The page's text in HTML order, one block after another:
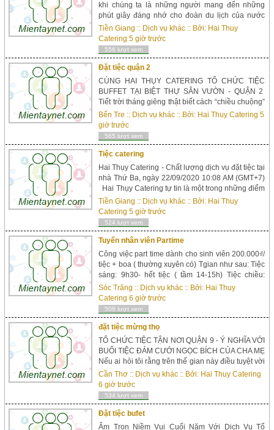
khi chúng ta là những người mang đến những
phút giây đáng nhớ cho đoàn du lịch của nước
bạn. Và những phút giây đáng nhớ ấy dường như
đã được tô thêm những mảng sắc màu mới lạ, với
âm hưởng của buổi tiệc buffet sang trọng và đẳng
cấp. Có thể nói, khoảnh khắc tiếp đãi...
Tiền Giang :: Dịch vụ khác :: Bởi: Hai Thuy
Catering 5 giờ trước
556 lượt xem
Đặt tiệc quận 2
CÙNG HAI THỤY CATERING TỔ CHỨC TIỆC
BUFFET TẠI BIỆT THỰ SÂN VƯỜN - QUẬN 2
Tiết trời tháng giêng thật biết cách “chiều chuộng”
tâm hồn mọi người, với một chút mát mẻ còn sót
lại của khí hậu mùa đông, hòa lẫn với ánh nắng
dịu dàng, nhẹ nhàng, ấm áp của mùa hè đang
dần gõ cửa như vẻ đẹp của một gái đang e ấp
tuổi đ...
Bến Tre :: Dịch vụ khác :: Bởi: Hai Thuy Catering 5
giờ trước
565 lượt xem
Tiệc catering
Hai Thụy Catering - Chất lượng dịch vụ đặt tiệc tại
nhà Thứ Ba, ngày 22/09/2020 10:08 AM (GMT+7)
Hai Thụy Catering tự tin là một trong những điểm
sáng nổi bật trong bức tranh tổng thể của ngành
tổ chức tiệc lưu động đang phát triển mạnh mẽ tại
Việt Nam ngày nay. Tầm nhìn từ niềm đam mê ẩm
thực song song v...
Tiền Giang :: Dịch vụ khác :: Bởi: Hai Thuy
Catering 5 giờ trước
524 lượt xem
Tuyển nhân viên Partime
Công việc part time dành cho sinh viên 200.000₫/
tiệc + boa ( thường xuyên có) Tgian như sau: Tiệc
sáng: 9h30- hết tiệc ( tầm 14-15h) Tiệc chiều:
15h30-hết tiệc ( tầm 21-22h) Công việc hết sức
đơn giản: � Yêu cầu công việc: Chưa cần có kinh
nghiệm, (Có kinh nghiệm phục vụ tiệc cưới, nhà
hàng càng tốt). � Nữ...
Sóc Trăng :: Dịch vụ khác :: Bởi: Hai Thuy
Catering 6 giờ trước
508 lượt xem
đặt tiệc mừng thọ
TỔ CHỨC TIỆC TẬN NƠI QUẬN 9 - Ý NGHĨA VỚI
BUỔI TIỆC ĐÁM CƯỚI NGỌC BÍCH CỦA CHA MẸ
Nếu ai hỏi tôi rằng trên thế gian này điều tuyệt vời
nhất là gì? Thì tôi sẽ không ngại ngần bày tỏ về
một tình yêu vàng son của cha mẹ tôi. Không thực
dụng, không toan tính, chỉ đơn thuần là một thứ
tình cảm chân thật, thuần khiết. Chẳng...
Cần Thơ :: Dịch vụ khác :: Bởi: Hai Thuy Catering
6 giờ trước
534 lượt xem
Đặt tiệc bufet
Ẵm Trọn Niềm Vui Cuối Năm Với Dịch Vụ Tổ